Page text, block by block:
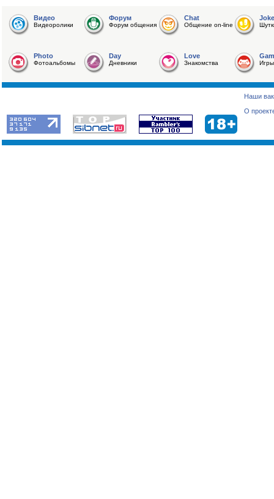
Видео
Видеоролики
Форум
Форум общения
Chat
Общение on-line
Joke
Photo
Фотоальбомы
Day
Дневники
Love
Знакомства Игры
Наши
О